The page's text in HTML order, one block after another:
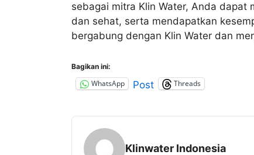
sebagai mitra Klin Water, Anda dapat
dan sehat, serta mendapatkan
bergabung dengan Klin Water dan
Bagikan ini:
WhatsApp Post Threads
Klinwater Indonesia